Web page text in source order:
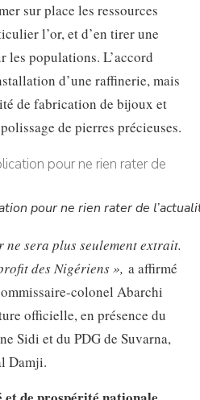
sur place les ressources
l’or, et d’en tirer une
les populations. L’accord
d’une raffinerie, mais
de fabrication de bijoux et
de pierres précieuses.
pour ne rien rater de
ne sera plus seulement extrait.
des Nigériens », a affirmé
colonel Abarchi
officielle, en présence du
Sidi et du PDG de Suvarna,
Damji.